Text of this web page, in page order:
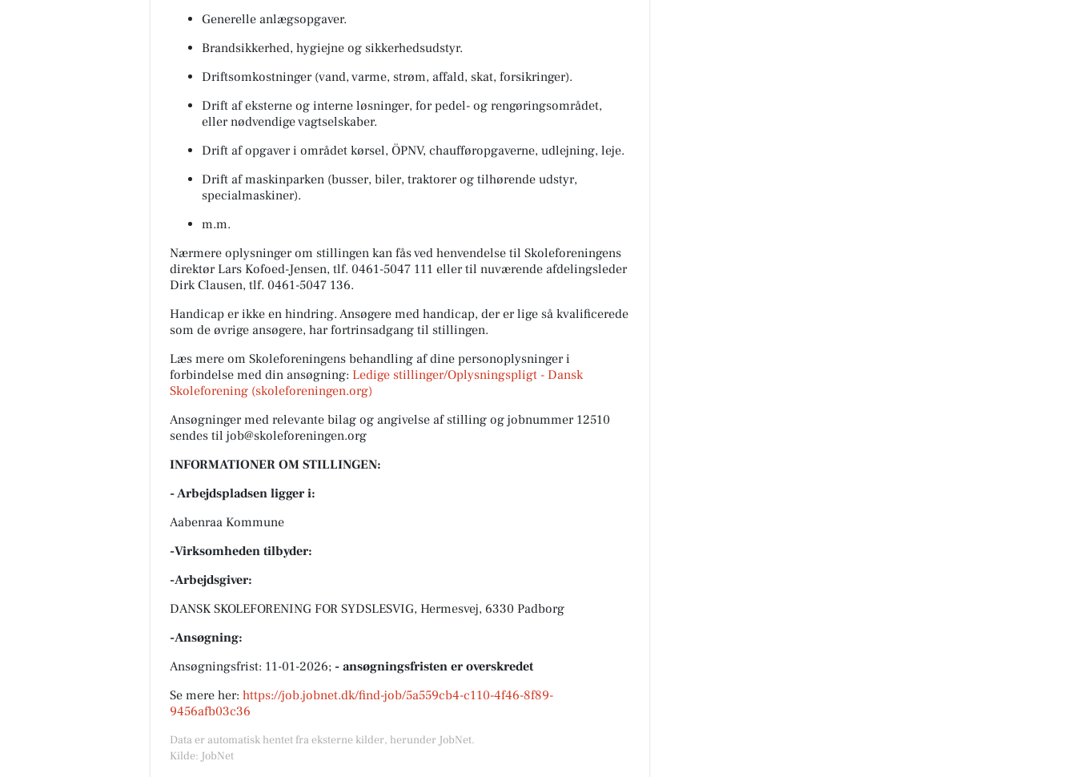
Generelle anlægsopgaver.
Brandsikkerhed, hygiejne og sikkerhedsudstyr.
Driftsomkostninger (vand, varme, strøm, affald, skat, forsikringer).
Drift af eksterne og interne løsninger, for pedel- og rengøringsområdet,
eller nødvendige vagtselskaber.
Drift af opgaver i området kørsel, ÖPNV, chaufføropgaverne, udlejning, leje.
Drift af maskinparken (busser, biler, traktorer og tilhørende udstyr,
specialmaskiner).
m.m.
Nærmere oplysninger om stillingen kan fås ved henvendelse til Skoleforeningens
direktør Lars Kofoed-Jensen, tlf. 0461-5047 111 eller til nuværende afdelingsleder
Dirk Clausen, tlf. 0461-5047 136.
Handicap er ikke en hindring. Ansøgere med handicap, der er lige så kvalificerede
som de øvrige ansøgere, har fortrinsadgang til stillingen.
Læs mere om Skoleforeningens behandling af dine personoplysninger i
forbindelse med din ansøgning: Ledige stillinger/Oplysningspligt - Dansk
Skoleforening (skoleforeningen.org)
Ansøgninger med relevante bilag og angivelse af stilling og jobnummer 12510
sendes til job@skoleforeningen.org
INFORMATIONER OM STILLINGEN:
- Arbejdspladsen ligger i:
Aabenraa Kommune
-Virksomheden tilbyder:
-Arbejdsgiver:
DANSK SKOLEFORENING FOR SYDSLESVIG, Hermesvej, 6330 Padborg
-Ansøgning:
Ansøgningsfrist: 11-01-2026; - ansøgningsfristen er overskredet
Se mere her: https://job.jobnet.dk/find-job/5a559cb4-c110-4f46-8f89-
9456afb03c36
Data er automatisk hentet fra eksterne kilder, herunder JobNet.
Kilde: JobNet